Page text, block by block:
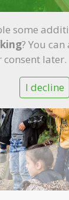
some
? You
later.
I decline